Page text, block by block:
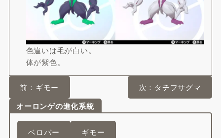
色違いは毛が白い。
体が紫色。
前：ギモー 次：タチフサグマ
オーロンゲの進化系統
ベロバー ギモー